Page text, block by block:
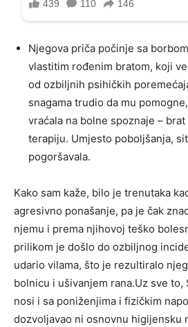
Njegova priča počinje sa
vlastitim rođenim bratom, koji
od ozbiljnih psihičkih
snagama trudio da mu
vraćala na bolne spoznaje –
terapiju. Umjesto poboljšanja,
pogoršavala.
Kako sam kaže, bilo je trenutaka
agresivno ponašanje, pa je čak
njemu i prema njihovoj teško
prilikom je došlo do ozbiljnog
udario vilama, što je rezultiralo
bolnicu i ušivanjem rana.Uz sve to,
nosi i sa poniženjima i fizičkim
dozvoljavao ni osnovnu higijensku